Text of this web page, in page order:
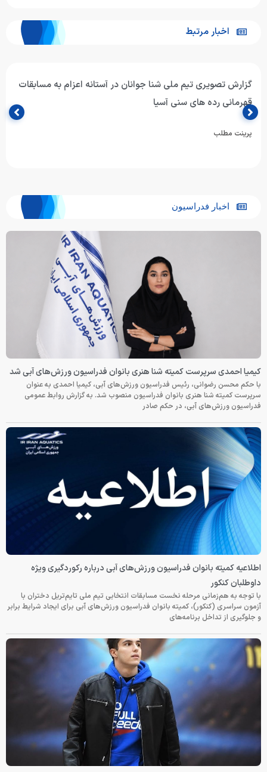
اخبار مرتبط
گزارش تصویری تیم ملی شنا جوانان در آستانه اعزام به مسابقات
قهرمانی رده های سنی آسیا
پرینت مطلب
اخبار فدراسیون
کیمیا احمدی سرپرست کمیته شنا هنری بانوان فدراسیون ورزش‌های آبی شد
با حکم محسن رضوانی، رئیس فدراسیون ورزش‌های آبی، کیمیا احمدی به عنوان
سرپرست کمیته شنا هنری بانوان فدراسیون منصوب شد. به گزارش روابط عمومی
فدراسیون ورزش‌های آبی، در حکم صادر
اطلاعیه کمیته بانوان فدراسیون ورزش‌های آبی درباره رکوردگیری ویژه
داوطلبان کنکور
با توجه به هم‌زمانی مرحله نخست مسابقات انتخابی تیم ملی تایم‌تریل دختران با
آزمون سراسری (کنکور)، کمیته بانوان فدراسیون ورزش‌های آبی برای ایجاد شرایط برابر
و جلوگیری از تداخل برنامه‌های